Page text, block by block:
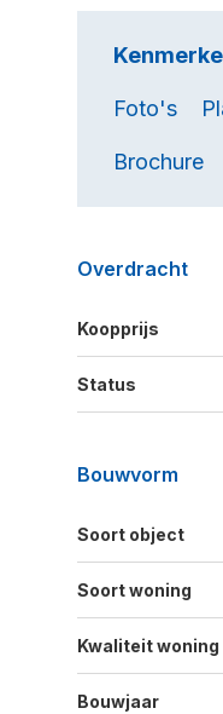
Foto's
Brochure
Overdracht
Koopprijs
Status
Bouwvorm
Soort object
Soort woning
Kwaliteit woning
Bouwjaar